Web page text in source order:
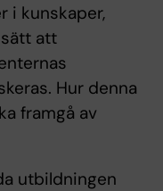
i kunskaper,
att
Hur denna
framgå av
utbildningen